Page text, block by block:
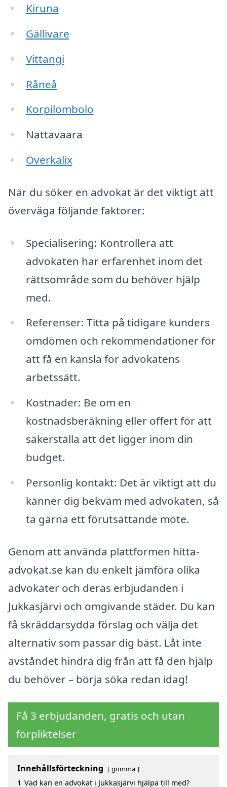
Kiruna
Gällivare
Vittangi
Råneå
Korpilombolo
Nattavaara
Överkalix
När du söker en advokat är det viktigt att
överväga följande faktorer:
Specialisering: Kontrollera att
advokaten har erfarenhet inom det
rättsområde som du behöver hjälp
med.
Referenser: Titta på tidigare kunders
omdömen och rekommendationer för
att få en känsla för advokatens
arbetssätt.
Kostnader: Be om en
kostnadsberäkning eller offert för att
säkerställa att det ligger inom din
budget.
Personlig kontakt: Det är viktigt att du
känner dig bekväm med advokaten, så
ta gärna ett förutsättande möte.
Genom att använda plattformen hitta-
advokat.se kan du enkelt jämföra olika
advokater och deras erbjudanden i
Jukkasjärvi och omgivande städer. Du kan
få skräddarsydda förslag och välja det
alternativ som passar dig bäst. Låt inte
avståndet hindra dig från att få den hjälp
du behöver – börja söka redan idag!
Få 3 erbjudanden, gratis och utan
förpliktelser
Innehållsförteckning gömma
1 Vad kan en advokat i Jukkasjärvi hjälpa till med?